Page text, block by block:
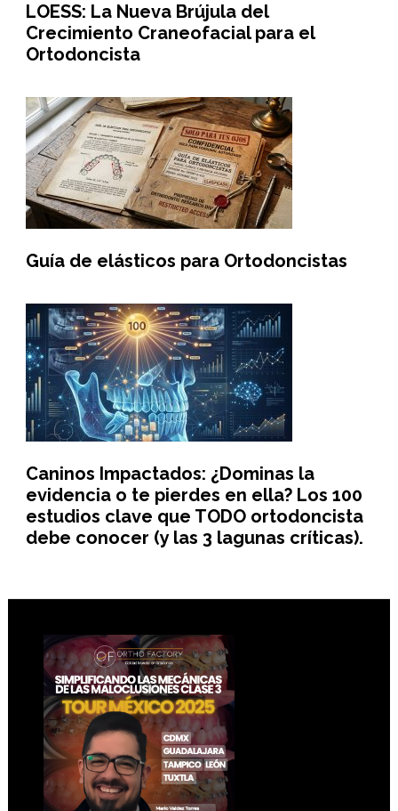
LOESS: La Nueva Brújula del
Crecimiento Craneofacial para el
Ortodoncista
Guía de elásticos para Ortodoncistas
Caninos Impactados: ¿Dominas la
evidencia o te pierdes en ella? Los 100
estudios clave que TODO ortodoncista
debe conocer (y las 3 lagunas críticas).
Footer